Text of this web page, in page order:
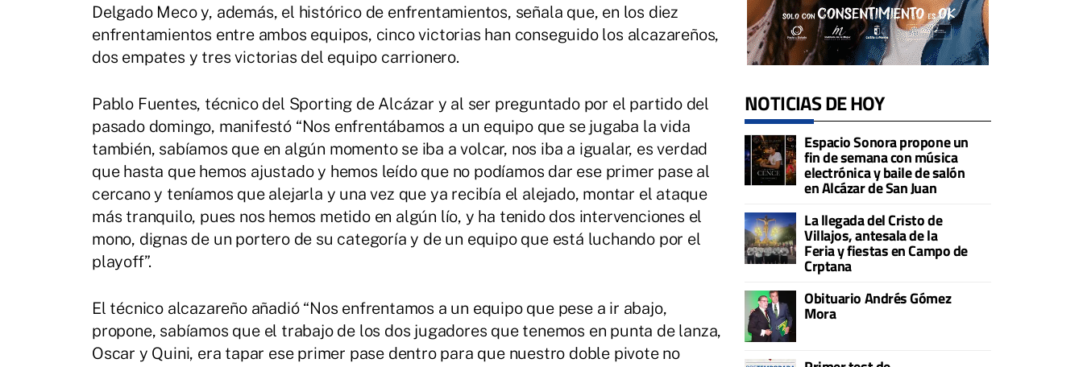
Delgado Meco y, además, el histórico de enfrentamientos, señala que, en los diez
enfrentamientos entre ambos equipos, cinco victorias han conseguido los alcazareños,
dos empates y tres victorias del equipo carrionero.
Pablo Fuentes, técnico del Sporting de Alcázar y al ser preguntado por el partido del
pasado domingo, manifestó “Nos enfrentábamos a un equipo que se jugaba la vida
también, sabíamos que en algún momento se iba a volcar, nos iba a igualar, es verdad
que hasta que hemos ajustado y hemos leído que no podíamos dar ese primer pase al
cercano y teníamos que alejarla y una vez que ya recibía el alejado, montar el ataque
más tranquilo, pues nos hemos metido en algún lío, y ha tenido dos intervenciones el
mono, dignas de un portero de su categoría y de un equipo que está luchando por el
playoff”.
El técnico alcazareño añadió “Nos enfrentamos a un equipo que pese a ir abajo,
propone, sabíamos que el trabajo de los dos jugadores que tenemos en punta de lanza,
Oscar y Quini, era tapar ese primer pase dentro para que nuestro doble pivote no
NOTICIAS DE HOY
Espacio Sonora propone un
fin de semana con música
electrónica y baile de salón
en Alcázar de San Juan
La llegada del Cristo de
Villajos, antesala de la
Feria y fiestas en Campo de
Crptana
Obituario Andrés Gómez
Mora